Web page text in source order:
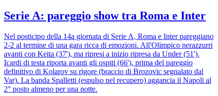
Serie A: pareggio show tra Roma e Inter
Nel posticipo della 14a giornata di Serie A, Roma e Inter pareggiano
2-2 al termine di una gara ricca di emozioni. All'Olimpico nerazzurri
avanti con Keita (37'), ma ripresi a inizio ripresa da Under (51').
Icardi di testa riporta avanti gli ospiti (66'), prima del pareggio
definitivo di Kolarov su rigore (braccio di Brozovic segnalato dal
Var). La banda Spalletti (espulso nel recupero) aggancia il Napoli al
2° posto almeno per una notte.